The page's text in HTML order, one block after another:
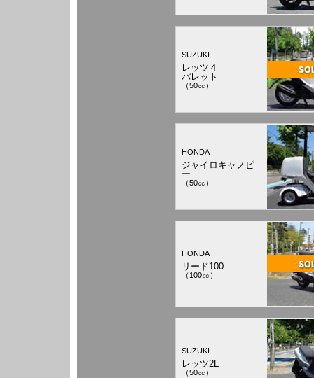
SUZUKI
レッツ４
パレット
（50㏄）
HONDA
ジャイロキャノピ
ー
（50㏄）
HONDA
リード100
（100㏄）
SUZUKI
レッツ2L
（50㏄）